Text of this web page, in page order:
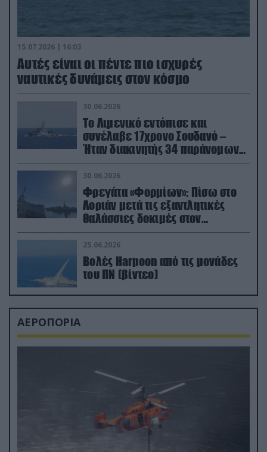
15.07.2026 | 16:03
Aυτές είναι οι πέντε πιο ισχυρές
ναυτικές δυνάμεις στον κόσμο
30.06.2026
Το Λιμενικό εντόπισε και
συνέλαβε 17χρονο Σουδανό –
Ήταν διακινητής 34 παράνομων
μεταναστών
30.06.2026
Φρεγάτα «Φορμίων»: Πίσω στο
Λοριάν μετά τις εξαντλητικές
θαλάσσιες δοκιμές στον
απαιτητικό Βισκαϊκό
25.06.2026
Βολές Harpoon από τις μονάδες
του ΠΝ (βίντεο)
ΑΕΡΟΠΟΡΙΑ